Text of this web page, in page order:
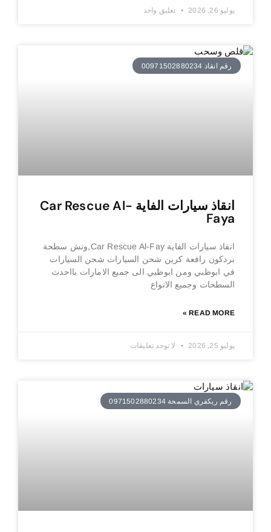
يوليو 26, 2026 تعليق واحد
رقم انقاذ 00971502880234
انقاذ سيارات الفاية Car Rescue Al-
Faya
انقاذ سيارات الفاية Car Rescue Al-Fay,ونش سطحة
بردكون رافعة كرين شحن السيارات شحن السيارات
في ابوظبي ومن ابوظبي الى جميع الامارات بااحدث
السطحات وجميع الانواع
READ MORE »
يوليو 25, 2026 لا توجد تعليقات
رقم ريكفري السمحة 0971502880234